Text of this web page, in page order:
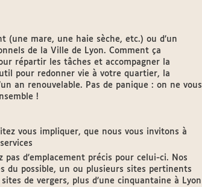
(une mare, une haie sèche, etc.) ou d’un
de la Ville de Lyon. Comment ça
répartir les tâches et accompagner la
pour redonner vie à votre quartier, la
an renouvelable. Pas de panique : on ne vous
!
vous impliquer, que nous vous invitons à
d’emplacement précis pour celui-ci. Nos
du possible, un ou plusieurs sites pertinents
de vergers, plus d’une cinquantaine à Lyon